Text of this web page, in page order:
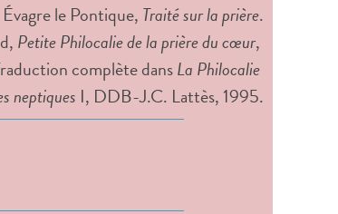
Évagre le Pontique, Traité sur la prière.
Petite Philocalie de la prière du cœur,
complète dansLa Philocalie
neptiques I, DDB-J.C. Lattès, 1995.